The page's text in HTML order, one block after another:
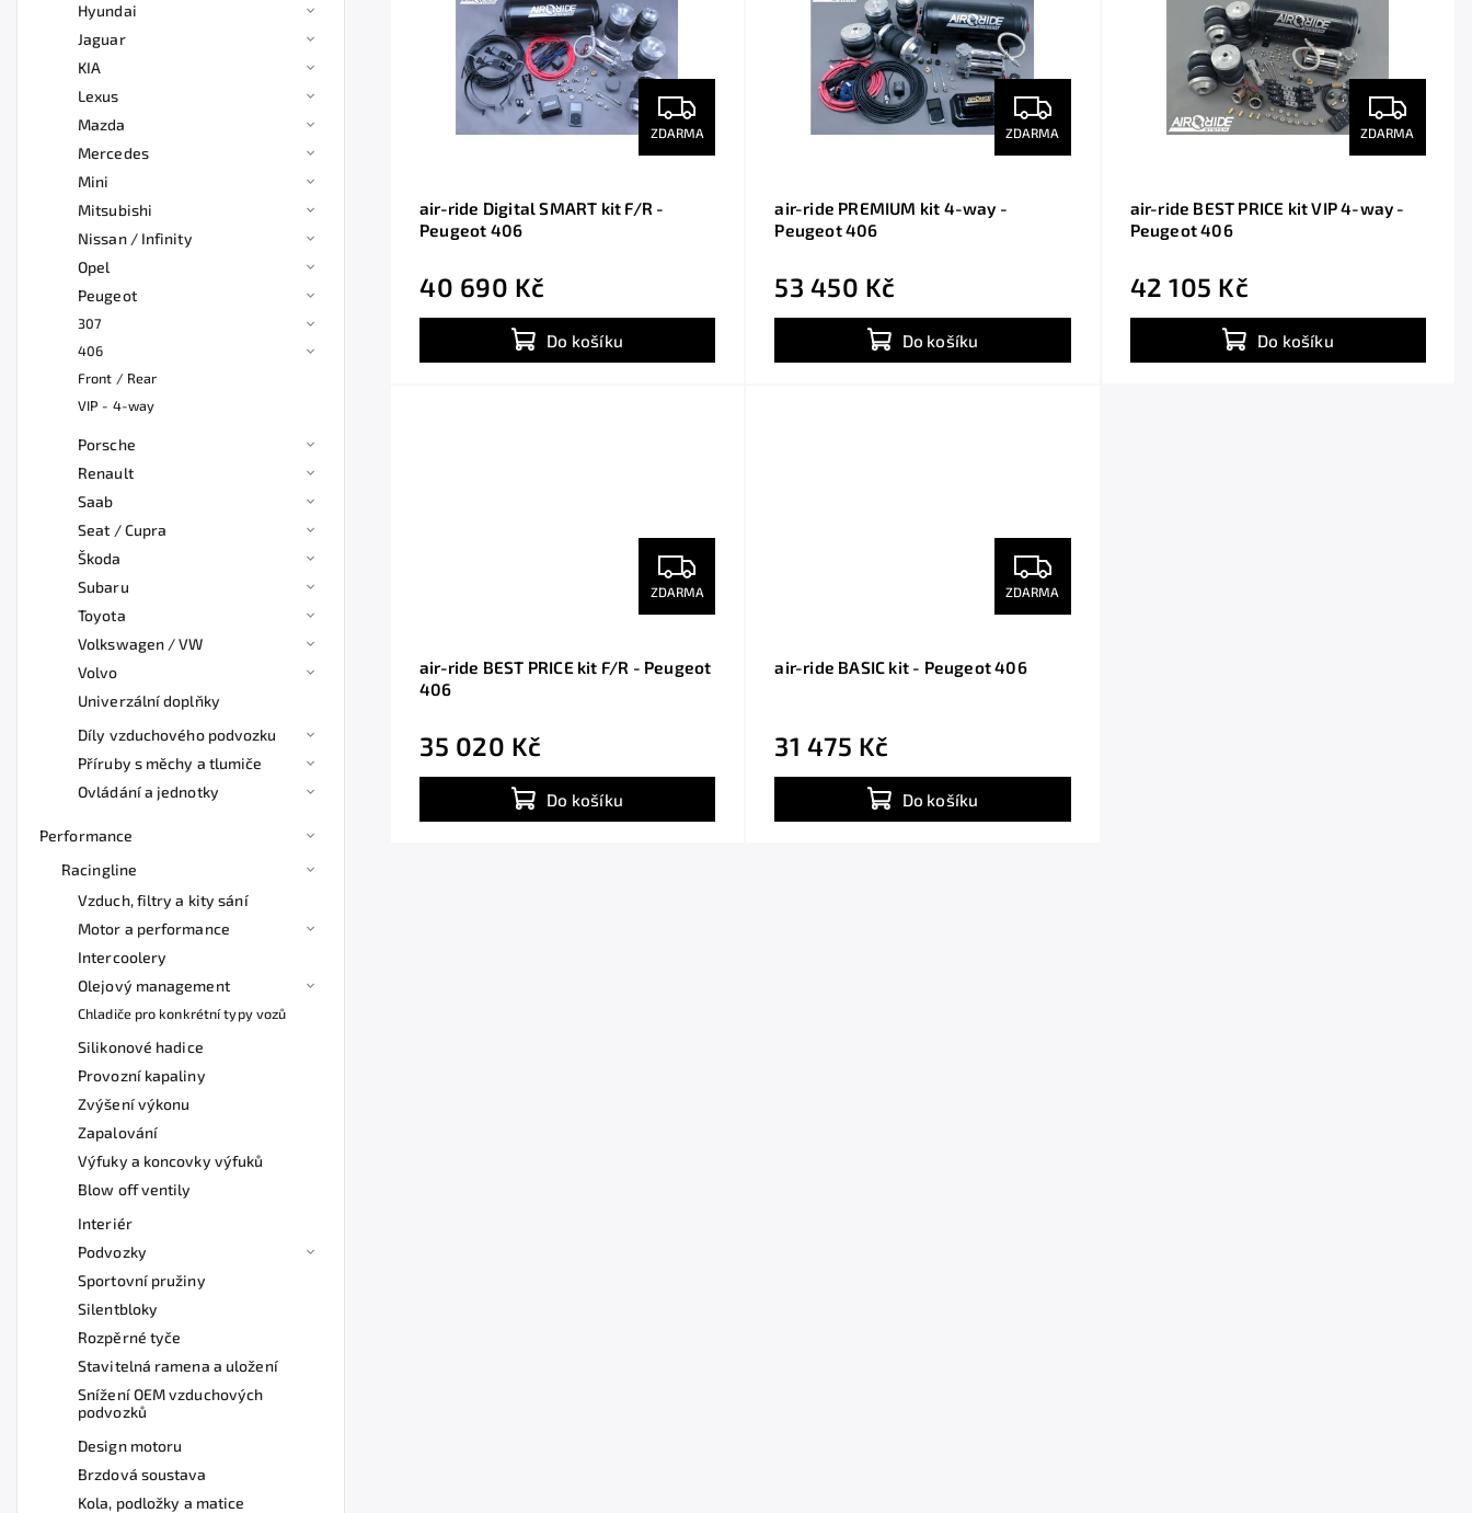
Hyundai
Jaguar
KIA
Lexus
Mazda
Mercedes
Mini
Mitsubishi
Nissan / Infinity
Opel
Peugeot
307
406
Front / Rear
VIP - 4-way
Porsche
Renault
Saab
Seat / Cupra
Škoda
Subaru
Toyota
Volkswagen / VW
Volvo
Univerzální doplňky
Díly vzduchového podvozku
Příruby s měchy a tlumiče
Ovládání a jednotky
Performance
Racingline
Vzduch, filtry a kity sání
Motor a performance
Intercoolery
Olejový management
Chladiče pro konkrétní typy vozů
Silikonové hadice
Provozní kapaliny
Zvýšení výkonu
Zapalování
Výfuky a koncovky výfuků
Blow off ventily
Interiér
Podvozky
Sportovní pružiny
Silentbloky
Rozpěrné tyče
Stavitelná ramena a uložení
Snížení OEM vzduchových
podvozků
Design motoru
Brzdová soustava
Kola, podložky a matice
ZDARMA
air-ride Digital SMART kit F/R -
Peugeot 406
40 690 Kč
Do košíku
ZDARMA
air-ride PREMIUM kit 4-way -
Peugeot 406
53 450 Kč
Do košíku
ZDARMA
air-ride BEST PRICE kit VIP 4-way -
Peugeot 406
42 105 Kč
Do košíku
ZDARMA
air-ride BEST PRICE kit F/R - Peugeot
406
35 020 Kč
Do košíku
ZDARMA
air-ride BASIC kit - Peugeot 406
31 475 Kč
Do košíku